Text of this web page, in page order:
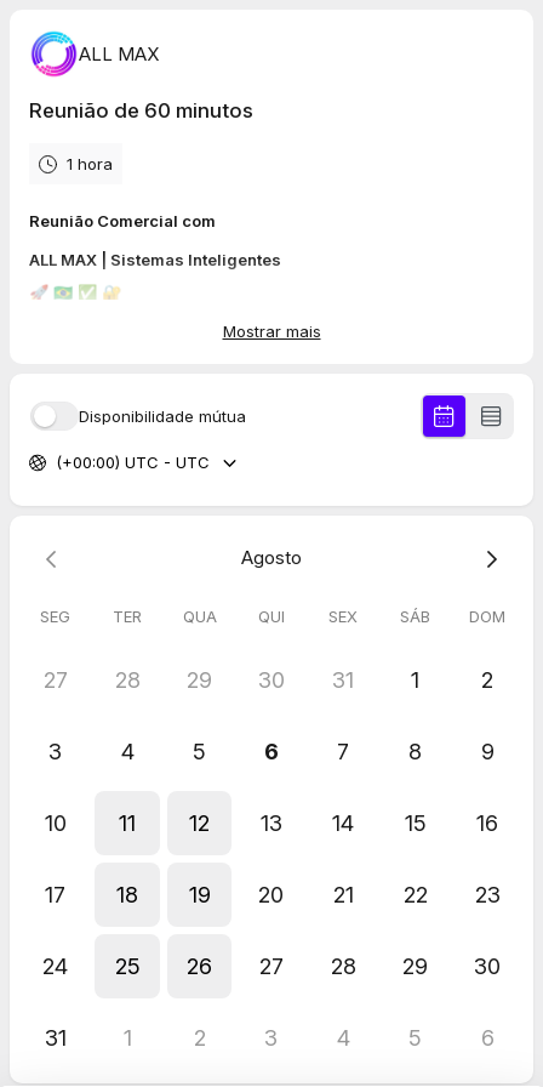
ALL MAX
Reunião de 60 minutos
1 hora
Reunião Comercial com
ALL MAX | Sistemas Inteligentes
🚀 🇧🇷 ✅ 🔐
Já fez nosso Diagnóstico Gratuito de Infra Estrutura e
Faça também Gratuitamente Nosso Diagnóstico de LGPD:
Acesse: https://dpomax.com.br/lgpd/
Mostrar mais
Disponibilidade mútua
(+00:00) UTC - UTC
Agosto
SEG TER QUA QUI SEX SÁB DOM
27 28 29 30 31 1 2
3 4 5 6 7 8 9
10 11 12 13 14 15 16
17 18 19 20 21 22 23
24 25 26 27 28 29 30
31 1 2 3 4 5 6